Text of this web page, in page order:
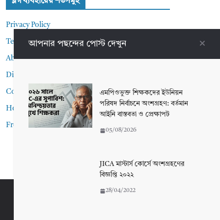
Privacy Policy
Terms and Conditions
About me
Disclaimer
Contact Me
Home
Front Page
আপনার পছন্দের পোস্ট দেখুন
এমপিওভুক্ত শিক্ষকদের ইউনিয়ন
পরিষদ নির্বাচনে অংশগ্রহণ: বর্তমান
আইনি বাস্তবতা ও প্রেক্ষাপট
05/08/2026
JICA মাস্টার্স কোর্সে অংশগ্রহণের
বিজ্ঞপ্তি ২০২২
28/04/2022